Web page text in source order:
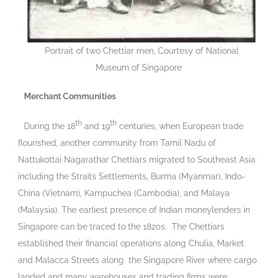
Portrait of two Chettiar men, Courtesy of National
Museum of Singapore
Merchant Communities
During the 18th and 19th centuries, when European trade
flourished, another community from Tamil Nadu of
Nattukottai Nagarathar Chettiars migrated to Southeast Asia
including the Straits Settlements, Burma (Myanmar), Indo-
China (Vietnam), Kampuchea (Cambodia), and Malaya
(Malaysia). The earliest presence of Indian moneylenders in
Singapore can be traced to the 1820s. The Chettiars
established their financial operations along Chulia, Market
and Malacca Streets along the Singapore River where cargo